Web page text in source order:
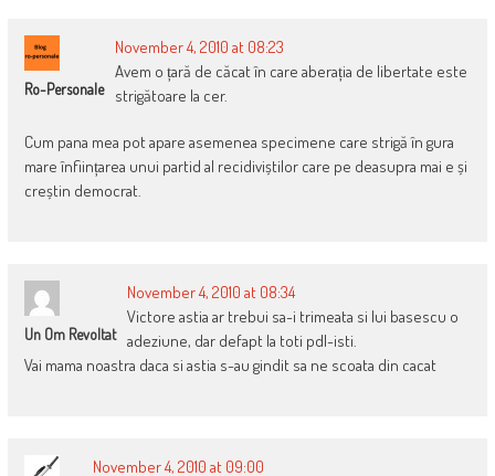
Ro-Personale
November 4, 2010 at 08:23
Avem o țară de căcat în care aberația de libertate este
strigătoare la cer.
Cum pana mea pot apare asemenea specimene care strigă în gura
mare înființarea unui partid al recidiviștilor care pe deasupra mai e și
creștin democrat.
Un Om Revoltat
November 4, 2010 at 08:34
Victore astia ar trebui sa-i trimeata si lui basescu o
adeziune, dar defapt la toti pdl-isti.
Vai mama noastra daca si astia s-au gindit sa ne scoata din cacat
November 4, 2010 at 09:00